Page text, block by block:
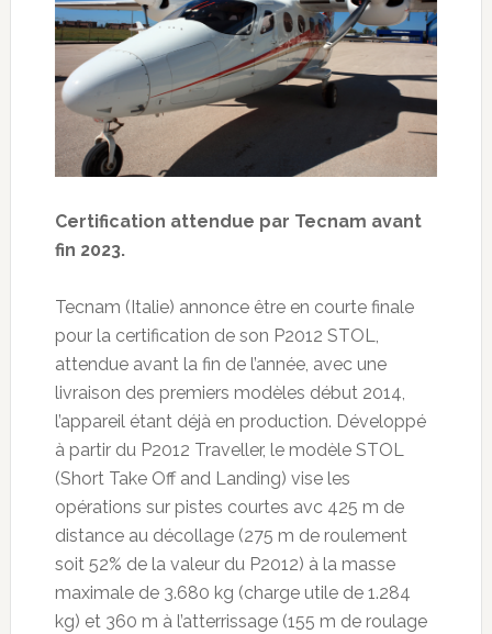
Certification attendue par Tecnam avant
fin 2023.
Tecnam (Italie) annonce être en courte finale
pour la certification de son P2012 STOL,
attendue avant la fin de l’année, avec une
livraison des premiers modèles début 2014,
l’appareil étant déjà en production. Développé
à partir du P2012 Traveller, le modèle STOL
(Short Take Off and Landing) vise les
opérations sur pistes courtes avc 425 m de
distance au décollage (275 m de roulement
soit 52% de la valeur du P2012) à la masse
maximale de 3.680 kg (charge utile de 1.284
kg) et 360 m à l’atterrissage (155 m de roulage